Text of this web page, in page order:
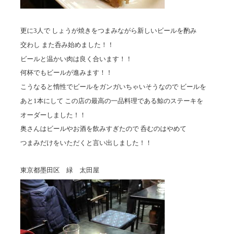
更に3人で しょうが焼きをつまみながら新しいビールを酌み
交わし また呑み始めました！！
ビールと温かい肉は良く合います！！
何杯でもビールが進みます！！
こうなると惰性でビールをガンガいちゃいそうなので ビールを
あと1本にして この店の最高の一品料理である鯨のステーキを
オーダーしました！！
奥さんはビールやお酒を飲みすぎたので 呑むのはやめて
つまみだけをいただくと言い出しました！！
東京都墨田区 緑 太田屋